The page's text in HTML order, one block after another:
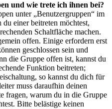
und wie trete ich ihnen bei?
unter „Benutzergruppen“ im
einer beitreten möchtest,
Schaltfläche machen.
offen. Einige erfordern erst
geschlossen sein und
die Gruppe offen ist, kannst du
Funktion beitreten;
so kannst du dich für
muss daraufhin deinen
fragen, warum du in die Gruppe
Bitte belästige keinen